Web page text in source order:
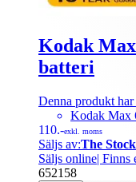
Kodak
batteri
Denna produkt
Kodak Max
110.-exkl. moms
Säljs av:The
Säljs online| Finns
652158